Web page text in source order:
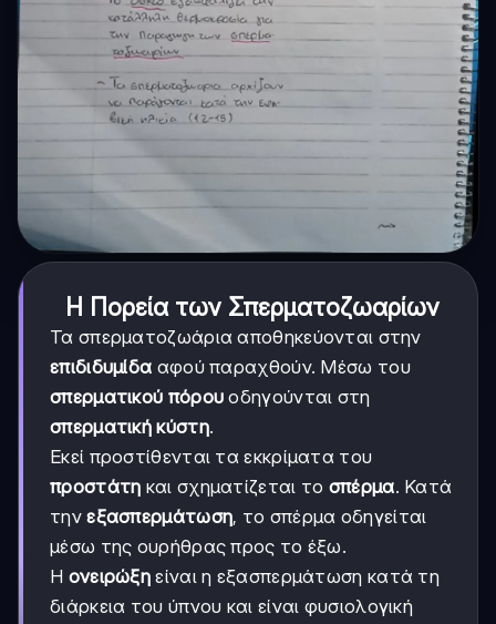
Η Πορεία των Σπερματοζωαρίων
Τα σπερματοζωάρια αποθηκεύονται στην
επιδιδυμίδα αφού παραχθούν. Μέσω του
σπερματικού πόρου οδηγούνται στη
σπερματική κύστη.
Εκεί προστίθενται τα εκκρίματα του
προστάτη και σχηματίζεται το σπέρμα. Κατά
τηνεξασπερμάτωση, το σπέρμα οδηγείται
μέσω της ουρήθρας προς το έξω.
Η ονειρώξη είναι η εξασπερμάτωση κατά τη
διάρκεια του ύπνου και είναι φυσιολογική